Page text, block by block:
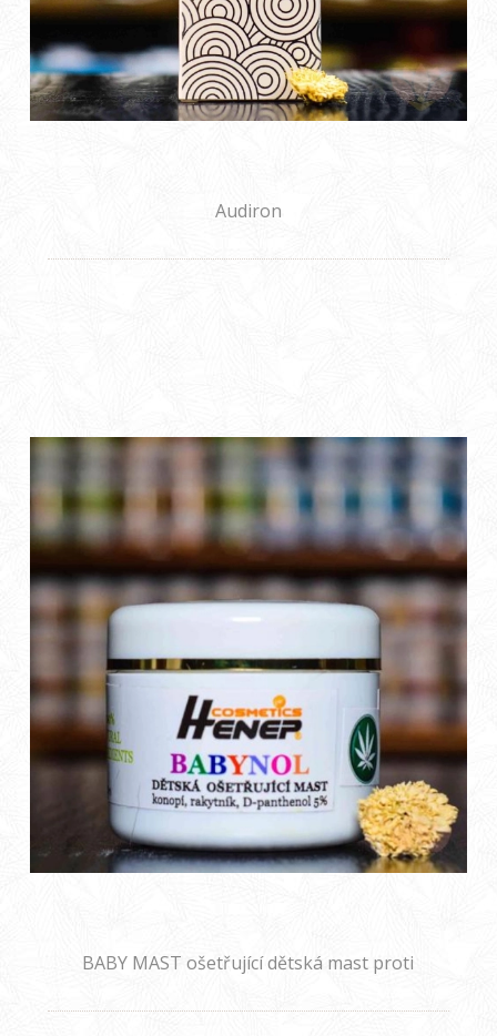
Audiron
BABY MAST ošetřující dětská mast proti